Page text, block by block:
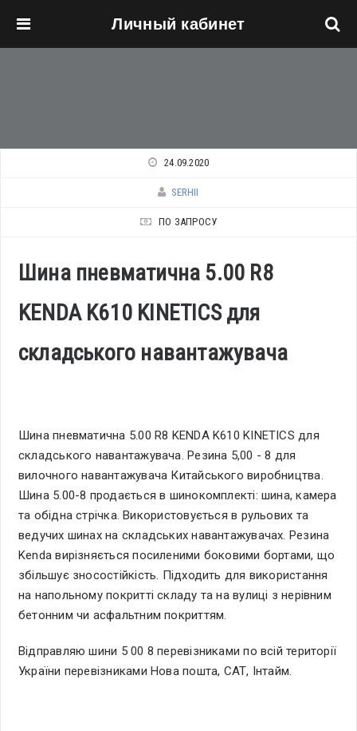
Личный кабинет
24.09.2020
SERHII
ПО ЗАПРОСУ
Шина пневматична 5.00 R8
KENDA K610 KINETICS для
складського навантажувача
Шина пневматична 5.00 R8 KENDA K610 KINETICS для
складського навантажувача. Резина 5,00 - 8 для
вилочного навантажувача Китайського виробництва.
Шина 5.00-8 продається в шинокомплекті: шина, камера
та обідна стрічка. Використовується в рульових та
ведучих шинах на складських навантажувачах. Резина
Kenda вирізняється посиленими боковими бортами, що
збільшує зносостійкість. Підходить для використання
на напольному покритті складу та на вулиці з нерівним
бетонним чи асфальтним покриттям.
Відправляю шини 5 00 8 перевізниками по всій території
України перевізниками Нова пошта, САТ, Інтайм.